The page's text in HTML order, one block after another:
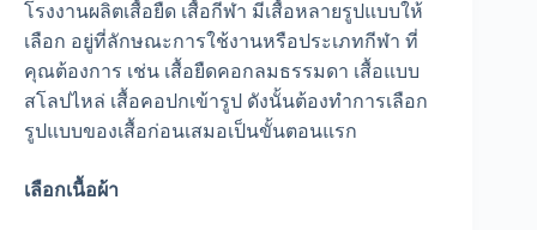
โรงงานผลิตเสื้อยืด เสื้อกีฬา มีเสื้อหลายรูปแบบให้
เลือก อยู่ที่ลักษณะการใช้งานหรือประเภทกีฬา ที่
คุณต้องการ เช่น เสื้อยืดคอกลมธรรมดา เสื้อแบบ
สโลปไหล่ เสื้อคอปกเข้ารูป ดังนั้นต้องทำการเลือก
รูปแบบของเสื้อก่อนเสมอเป็นขั้นตอนแรก
เลือกเนื้อผ้า